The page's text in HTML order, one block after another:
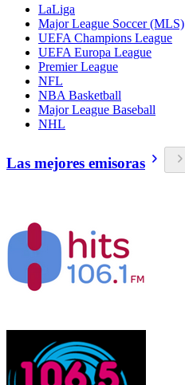
LaLiga
Major League Soccer (MLS)
UEFA Champions League
UEFA Europa League
Premier League
NFL
NBA Basketball
Major League Baseball
NHL
Las mejores emisoras